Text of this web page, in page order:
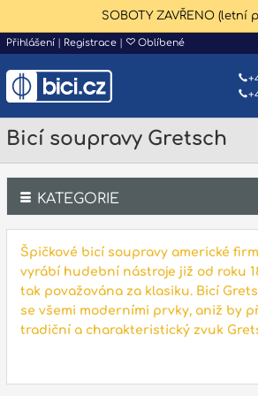
SOBOTY ZAVŘENO (letní
Přihlášení | Registrace | Oblíbené
Bicí soupravy Gretsch
KATEGORIE
Klávesy
Kytary a strunné nástroje
Špičkové bicí soupravy americké
vyrábí hudební nástroje již od roku
tak považována za klasiku. Bicí
se všemi moderními prvky, aniž by
tradiční a charakteristický zvuk